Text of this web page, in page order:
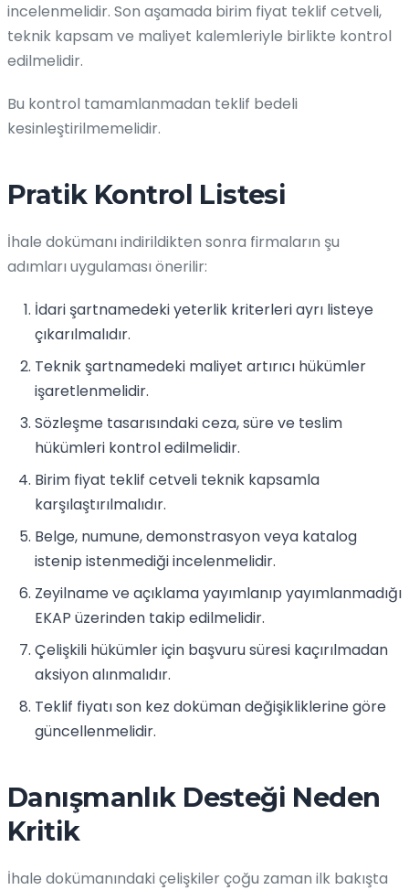
incelenmelidir. Son aşamada birim fiyat teklif cetveli,
teknik kapsam ve maliyet kalemleriyle birlikte kontrol
edilmelidir.
Bu kontrol tamamlanmadan teklif bedeli
kesinleştirilmemelidir.
Pratik Kontrol Listesi
İhale dokümanı indirildikten sonra firmaların şu
adımları uygulaması önerilir:
İdari şartnamedeki yeterlik kriterleri ayrı listeye
çıkarılmalıdır.
Teknik şartnamedeki maliyet artırıcı hükümler
işaretlenmelidir.
Sözleşme tasarısındaki ceza, süre ve teslim
hükümleri kontrol edilmelidir.
Birim fiyat teklif cetveli teknik kapsamla
karşılaştırılmalıdır.
Belge, numune, demonstrasyon veya katalog
istenip istenmediği incelenmelidir.
Zeyilname ve açıklama yayımlanıp yayımlanmadığı
EKAP üzerinden takip edilmelidir.
Çelişkili hükümler için başvuru süresi kaçırılmadan
aksiyon alınmalıdır.
Teklif fiyatı son kez doküman değişikliklerine göre
güncellenmelidir.
Danışmanlık Desteği Neden
Kritik
İhale dokümanındaki çelişkiler çoğu zaman ilk bakışta